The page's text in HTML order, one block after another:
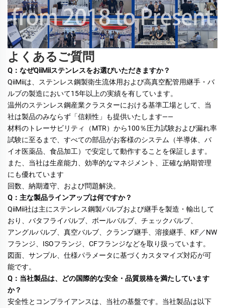
よくあるご質問
Q：なぜQiiMiiステンレスをお選びいただきますか？
QiiMiiは、ステンレス鋼製衛生流体用および高真空配管用継手・バ
ルブの製造において15年以上の実績を有しています。
温州のステンレス鋼産業クラスターにおける基準工場として、当
社は製品のみならず「信頼性」も提供いたします——
材料のトレーサビリティ（MTR）から100％圧力試験および漏れ率
試験に至るまで、すべての部品がお客様のシステム（半導体、バ
イオ医薬品、食品加工）で安定して動作することを保証します。
また、当社は生産能力、効率的なマネジメント、正確な納期管理
にも優れています
回数、納期遵守、および問題解決。
Q：主な製品ラインアップは何ですか？
QiiMii社は主にステンレス鋼製バルブおよび継手を製造・輸出して
おり、バタフライバルブ、ボールバルブ、チェックバルブ、
アングルバルブ、真空バルブ、クランプ継手、溶接継手、KF／NW
フランジ、ISOフランジ、CFフランジなどを取り扱っています。
図面、サンプル、仕様パラメータに基づくカスタマイズ対応が可
能です。
Q：当社製品は、どの国際的な安全・品質規格を満たしています
か？
安全性とコンプライアンスは、当社の基盤です。当社製品は以下